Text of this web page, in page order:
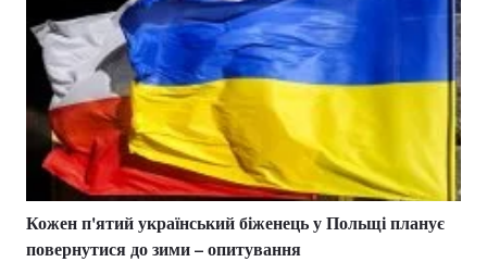
Кожен п'ятий український біженець у Польщі планує
повернутися до зими – опитування